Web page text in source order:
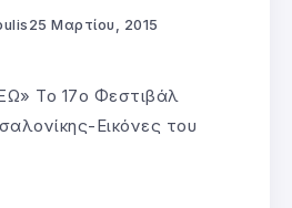
25 Μαρτίου, 2015
Το 17ο Φεστιβάλ
Εικόνες του